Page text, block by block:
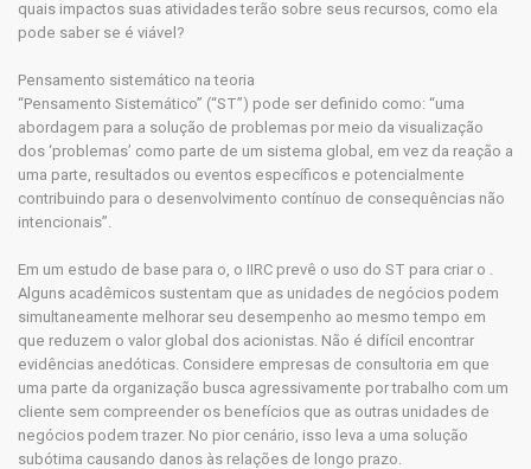
quais impactos suas atividades terão sobre seus recursos, como ela
pode saber se é viável?
Pensamento sistemático na teoria
“Pensamento Sistemático” (“ST”) pode ser definido como: “uma
abordagem para a solução de problemas por meio da visualização
dos ‘problemas’ como parte de um sistema global, em vez da reação a
uma parte, resultados ou eventos específicos e potencialmente
contribuindo para o desenvolvimento contínuo de consequências não
intencionais”.
Em um estudo de base para o, o IIRC prevê o uso do ST para criar o .
Alguns acadêmicos sustentam que as unidades de negócios podem
simultaneamente melhorar seu desempenho ao mesmo tempo em
que reduzem o valor global dos acionistas. Não é difícil encontrar
evidências anedóticas. Considere empresas de consultoria em que
uma parte da organização busca agressivamente por trabalho com um
cliente sem compreender os benefícios que as outras unidades de
negócios podem trazer. No pior cenário, isso leva a uma solução
subótima causando danos às relações de longo prazo.